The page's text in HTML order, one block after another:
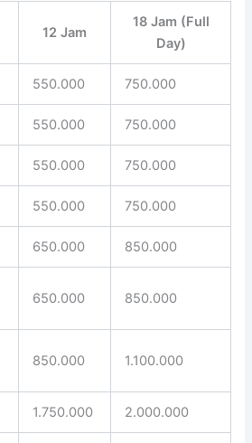
12 Jam
18 Jam (Full
Day)
550.000 750.000
550.000 750.000
550.000 750.000
550.000 750.000
650.000 850.000
650.000 850.000
850.000 1.100.000
1.750.000 2.000.000